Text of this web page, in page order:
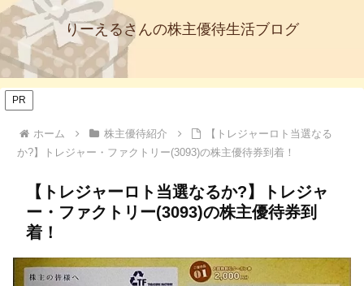
りーえるさんの株主優待生活ブログ
PR
ホーム 株主優待紹介
【トレジャーロト当選なる
か?】トレジャー・ファクトリー(3093)の株主優待券到着！
【トレジャーロト当選なるか?】トレジャ
ー・ファクトリー(3093)の株主優待券到
着！